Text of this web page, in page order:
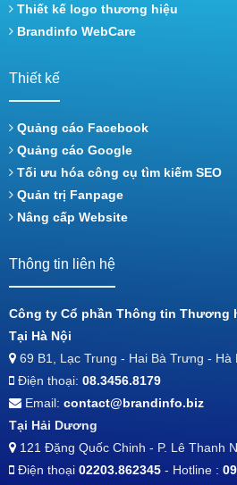
Thiết kế logo thương hiệu
Brandinfo WebCare
Thiết kế
Quảng cáo Facebook
Quảng cáo Google
Tối ưu hóa công cụ tìm kiếm SEO
Quản trị Fanpage
Nâng cấp Website
Thông tin liên hệ
Công ty Cổ phần Thông tin Thương
Tại Hà Nội
69 B1, Lạc Trung - Hai Bà Trưng - Hà
Điện thoại: 08.3456.8179
Email: contact@brandinfo.biz
Tại Hải Dương
121 Đặng Quốc Chinh - P. Lê Thanh
Điện thoại 02203.862345 - Hotline :